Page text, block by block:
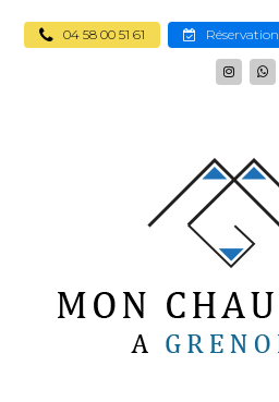
04 58 00 51 61 Réservation